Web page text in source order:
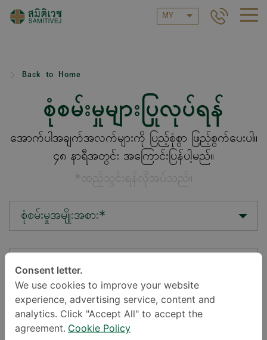
MY
Back to Home
စုံစမ်းမှုများပြုလုပ်ရန်
အောက်ပါအချက်အလက်များကို ပြည့်စုံစွာ ဖြည့်စွက်ပေးပါ။
၄၈ နာရီအတွင်း အကြောင်းပြန်ပါ့မည်။
*ထည့်သွင်းရန်လိုအပ်သည်။
စုံစမ်းမှုအမျိုးအစား*
တည်နေရာ*
မေးလိုသောမေးခွန်း*
Consent letter.
We use cookies to improve your website
experience, advertising service, content and
analytics. Click "Accept All" to accept the
agreement. Cookie Policy